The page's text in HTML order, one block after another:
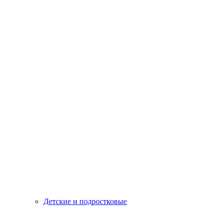
Детские и подростковые